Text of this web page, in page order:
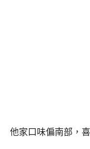
他家口味偏南部，